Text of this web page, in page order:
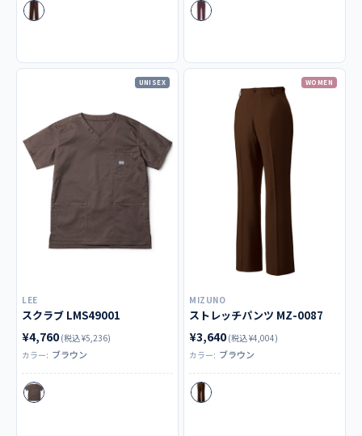
UNISEX
LEE
スクラブ LMS49001
¥4,760 (税込 ¥5,236)
カラー: ブラウン
WOMEN
MIZUNO
ストレッチパンツ MZ-0087
¥3,640 (税込 ¥4,004)
カラー: ブラウン